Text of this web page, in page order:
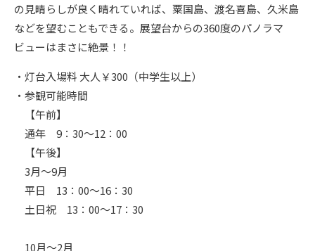
の見晴らしが良く晴れていれば、粟国島、渡名喜島、久米島
などを望むこともできる。展望台からの360度のパノラマ
ビューはまさに絶景！！
・灯台入場料 大人￥300（中学生以上）
・参観可能時間
【午前】
通年 9：30～12：00
【午後】
3月～9月
平日 13：00～16：30
土日祝 13：00～17：30
10月～2月